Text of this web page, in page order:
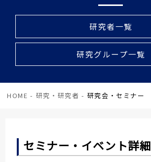
研究者一覧
研究グループ一覧
HOME - 研究・研究者 - 研究会・セミナー
セミナー・イベント詳細